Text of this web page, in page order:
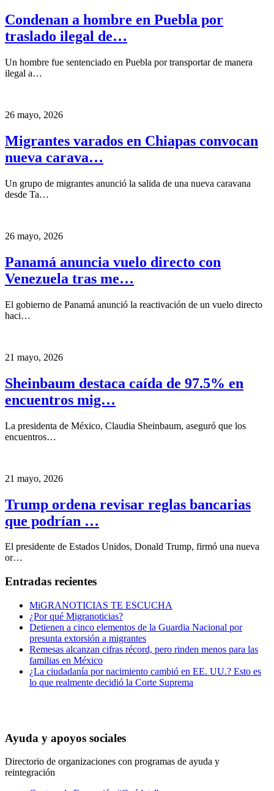
Condenan a hombre en Puebla por
traslado ilegal de…
Un hombre fue sentenciado en Puebla por transportar de manera
ilegal a…
26 mayo, 2026
Migrantes varados en Chiapas convocan
nueva carava…
Un grupo de migrantes anunció la salida de una nueva caravana
desde Ta…
26 mayo, 2026
Panamá anuncia vuelo directo con
Venezuela tras me…
El gobierno de Panamá anunció la reactivación de un vuelo directo
haci…
21 mayo, 2026
Sheinbaum destaca caída de 97.5% en
encuentros mig…
La presidenta de México, Claudia Sheinbaum, aseguró que los
encuentros…
21 mayo, 2026
Trump ordena revisar reglas bancarias
que podrían …
El presidente de Estados Unidos, Donald Trump, firmó una nueva
or…
Entradas recientes
MiGRANOTICIAS TE ESCUCHA
¿Por qué Migranoticias?
Detienen a cinco elementos de la Guardia Nacional por
presunta extorsión a migrantes
Remesas alcanzan cifras récord, pero rinden menos para las
familias en México
¿La ciudadanía por nacimiento cambió en EE. UU.? Esto es
lo que realmente decidió la Corte Suprema
Ayuda y apoyos sociales
Directorio de organizaciones con programas de ayuda y
reintegración